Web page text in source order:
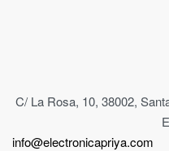
C/ La Rosa, 10, 38002,
info@electronicapriya.com